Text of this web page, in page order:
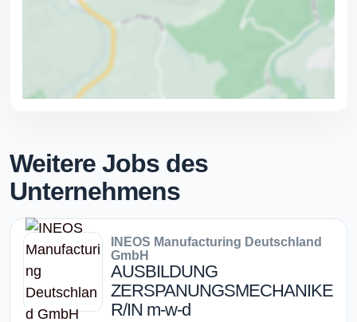
Weitere Jobs des
Unternehmens
INEOS Manufacturing Deutschland
GmbH
AUSBILDUNG
ZERSPANUNGSMECHANIKE
R/IN m-w-d